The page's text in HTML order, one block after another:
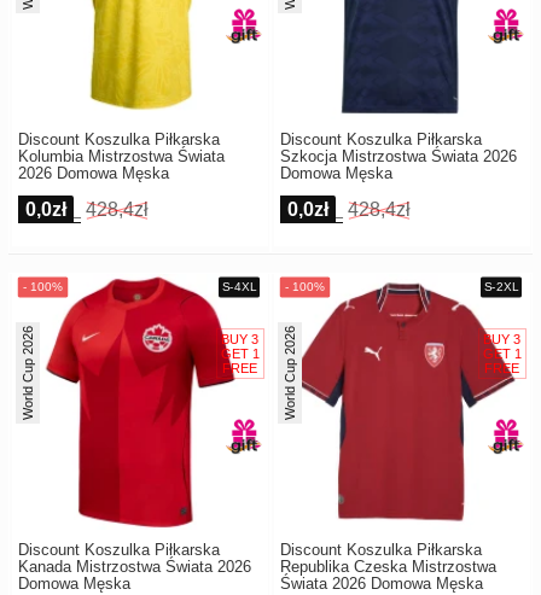
Discount Koszulka Piłkarska
Kolumbia Mistrzostwa Świata
2026 Domowa Męska
0,0zł 428,4zł
Discount Koszulka Piłkarska
Szkocja Mistrzostwa Świata 2026
Domowa Męska
0,0zł 428,4zł
Discount Koszulka Piłkarska
Kanada Mistrzostwa Świata 2026
Domowa Męska
World Cup 2026
Discount Koszulka Piłkarska
Republika Czeska Mistrzostwa
Świata 2026 Domowa Męska
World Cup 2026